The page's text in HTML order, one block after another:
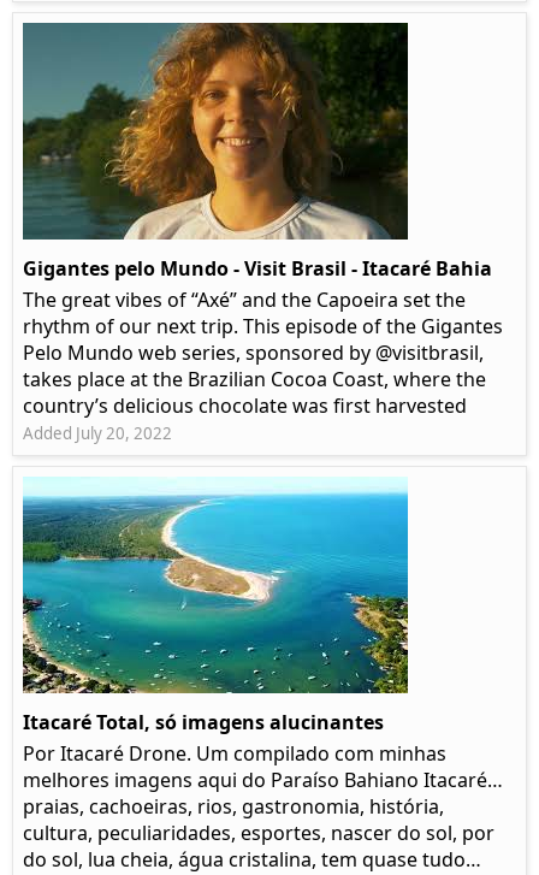
Gigantes pelo Mundo - Visit Brasil - Itacaré Bahia
The great vibes of “Axé” and the Capoeira set the
rhythm of our next trip. This episode of the Gigantes
Pelo Mundo web series, sponsored by @visitbrasil,
takes place at the Brazilian Cocoa Coast, where the
country’s delicious chocolate was first harvested
Added July 20, 2022
Itacaré Total, só imagens alucinantes
Por Itacaré Drone. Um compilado com minhas
melhores imagens aqui do Paraíso Bahiano Itacaré…
praias, cachoeiras, rios, gastronomia, história,
cultura, peculiaridades, esportes, nascer do sol, por
do sol, lua cheia, água cristalina, tem quase tudo…